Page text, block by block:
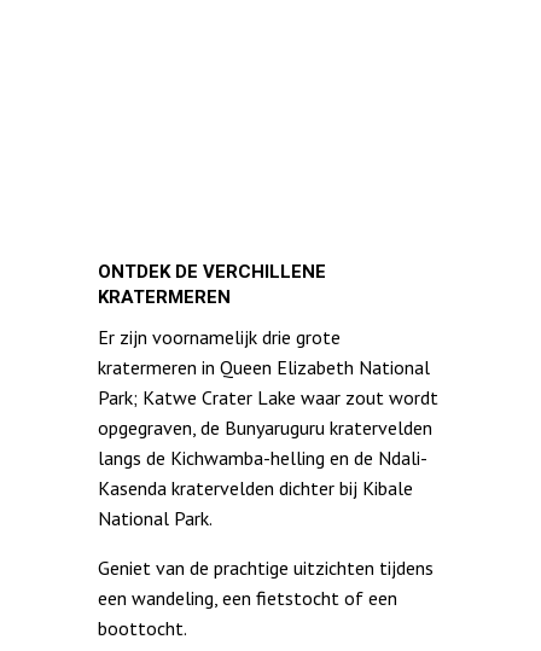
ONTDEK DE VERCHILLENE
KRATERMEREN
Er zijn voornamelijk drie grote
kratermeren in Queen Elizabeth National
Park; Katwe Crater Lake waar zout wordt
opgegraven, de Bunyaruguru kratervelden
langs de Kichwamba-helling en de Ndali-
Kasenda kratervelden dichter bij Kibale
National Park.
Geniet van de prachtige uitzichten tijdens
een wandeling, een fietstocht of een
boottocht.